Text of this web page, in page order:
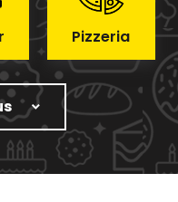
Pizzeria